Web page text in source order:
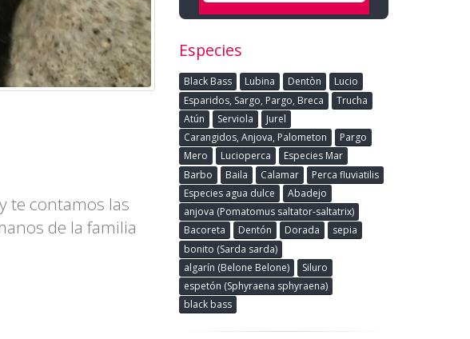
te contamos las
de la familia
Especies
Black Bass Lubina Dentòn
Lucio
Esparidos, Sargo, Pargo, Breca
Trucha
Atún
Serviola
Jurel
Carangidos, Anjova, Palometon
Pargo
Mero
Lucioperca
Especies Mar
Barbo
Baila Calamar
Perca fluviatilis
Especies agua dulce
Abadejo
anjova (Pomatomus saltator-saltatrix)
Bacoreta
Dentón Dorada
sepia
bonito (Sarda sarda)
algarín (Belone Belone)
Siluro
espetón (Sphyraena sphyraena)
black bass